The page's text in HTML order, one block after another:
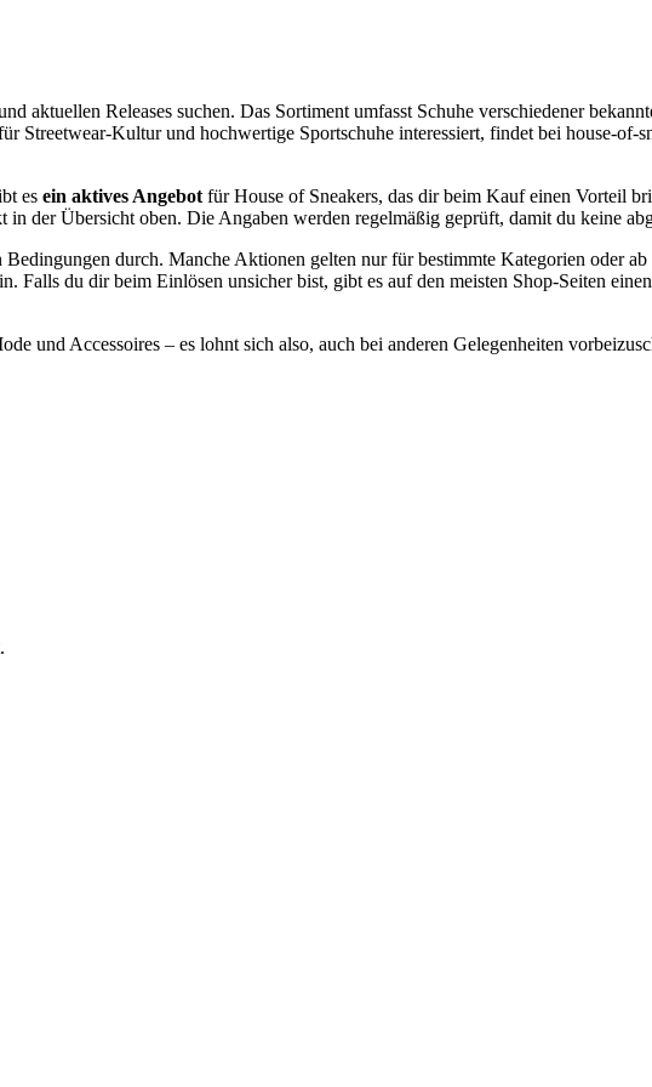
aktuellen Releases suchen. Das Sortiment umfasst Schuhe verschiedener
Kultur und hochwertige Sportschuhe interessiert, findet bei house-of-
es ein aktives Angebot für House of Sneakers, das dir beim Kauf einen Vorteil
der Übersicht oben. Die Angaben werden regelmäßig geprüft, damit du keine
durch. Manche Aktionen gelten nur für bestimmte Kategorien oder
Falls du dir beim Einlösen unsicher bist, gibt es auf den meisten Shop-Seiten
und Accessoires – es lohnt sich also, auch bei anderen Gelegenheiten